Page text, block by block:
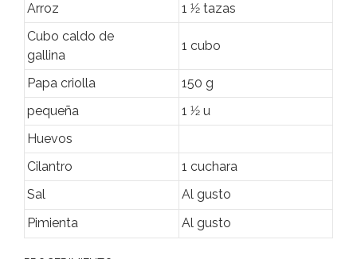
Arroz
1 1⁄2 tazas
Cubo caldo de
gallina
1 cubo
Papa criolla
150 g
pequeña
1 1⁄2 u
Huevos
Cilantro
1 cuchara
Sal
Al gusto
Pimienta
Al gusto